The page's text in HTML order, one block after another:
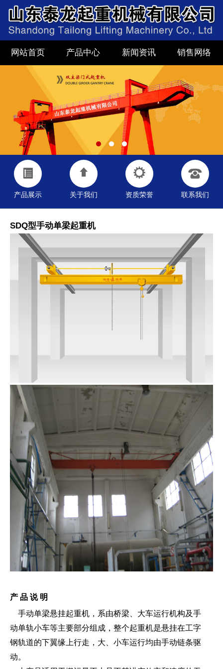
网站首页 产品中心 新闻资讯 销售网络
产品展示 关于我们 资质荣誉 联系我们
SDQ型手动单梁起重机
产 品 说 明
手动单梁悬挂起重机，系由桥梁、大车运行机构及手
动单轨小车等主要部分组成，整个起重机是悬挂在工字
钢轨道的下翼缘上行走，大、小车运行均由手动链条驱
动。